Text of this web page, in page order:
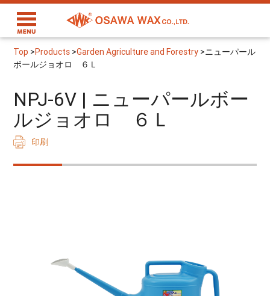
Top >Products >Garden Agriculture and Forestry >ニューパール
ボールジョオロ ６Ｌ
NPJ-6V | ニューパールボー
ルジョオロ ６Ｌ
印刷